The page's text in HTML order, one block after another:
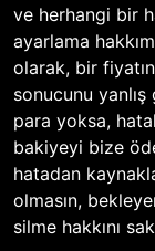
ve herhangi bir
ayarlama
olarak, bir
sonucunu
para yoksa,
bakiyeyi bize
hatadan
olmasın,
silme hakkını